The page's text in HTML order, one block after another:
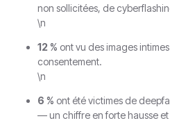
non sollicitées, de
\n
12 % ont vu des images
consentement.
\n
6 % ont été victimes de
— un chiffre en forte hausse